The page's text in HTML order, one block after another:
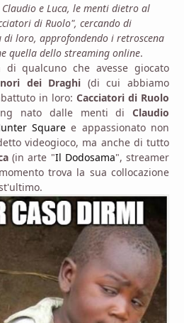
e Luca, le menti dietro al
di Ruolo", cercando di
di loro, approfondendo i retroscena
quella dello streaming online.
qualcuno che avesse giocato
dei Draghi (di cui abbiamo
in loro: Cacciatori di Ruolo
nato dalle menti di Claudio
Square e appassionato non
videogioco, ma anche di tutto
(in arte "Il Dodosama", streamer
trova la sua collocazione